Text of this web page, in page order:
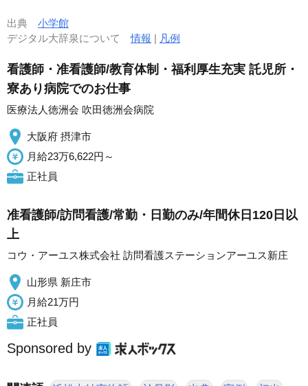
出典 小学館
デジタル大辞泉について情報 | 凡例
看護師・准看護師/教育体制・福利厚生充実 託児所・
寮あり病院でのお仕事
医療法人徳洲会 吹田徳洲会病院
大阪府 摂津市
月給23万6,622円～
正社員
准看護師/訪問看護/常勤・日勤のみ/年間休日120日以
上
コウ・アーユス株式会社 訪問看護ステーションアーユス新庄
山形県 新庄市
月給21万円
正社員
Sponsored by